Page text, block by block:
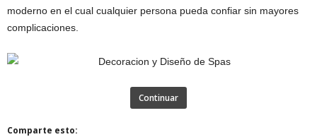
moderno en el cual cualquier persona pueda confiar sin mayores
complicaciones.
Continuar
Comparte esto: